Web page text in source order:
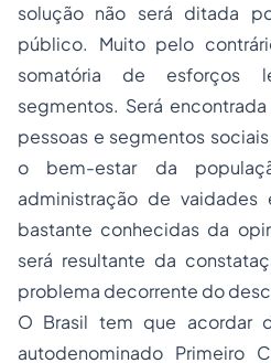
solução não será ditada
público. Muito pelo
somatória de esforços
segmentos. Será
pessoas e segmentos
o bem-estar da
administração de vaidades
bastante conhecidas da
será resultante da
problema decorrente do
O Brasil tem que acordar
autodenominado Primeiro